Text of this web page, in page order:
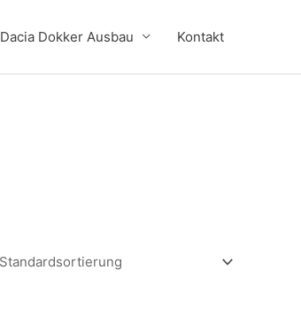
Dacia Dokker Ausbau Kontakt